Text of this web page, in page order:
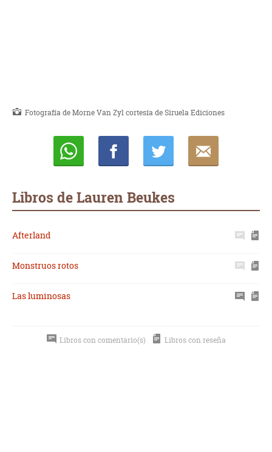
Fotografía de Morne Van Zyl cortesía de Siruela Ediciones
Libros de Lauren Beukes
Afterland
Monstruos rotos
Las luminosas
Libros con comentario(s) Libros con reseña